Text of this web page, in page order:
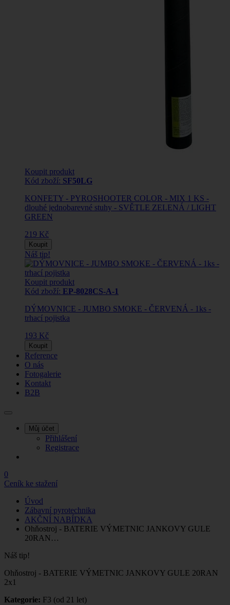
Koupit produkt
Kód zboží: SF50LG
KONFETY - PYROSHOOTER COLOR - MIX 1 KS -
dlouhé jednobarevné stuhy - SVĚTLE ZELENÁ / LIGHT
GREEN
219 Kč
Koupit
Náš tip!
Koupit produkt
Kód zboží: EP-8028CS-A-1
DÝMOVNICE - JUMBO SMOKE - ČERVENÁ - 1ks -
trhací pojistka
193 Kč
Koupit
Reference
O nás
Fotogalerie
Kontakt
B2B
Můj účet
Přihlášení
Registrace
0
Ceník ke stažení
Úvod
Zábavní pyrotechnika
AKČNÍ NABÍDKA
Ohňostroj - BATERIE VÝMETNIC JANKOVY GULE
20RAN…
Náš tip!
Ohňostroj - BATERIE VÝMETNIC JANKOVY GULE 20RAN
2x1
Kategorie: F3 (od 21 let)